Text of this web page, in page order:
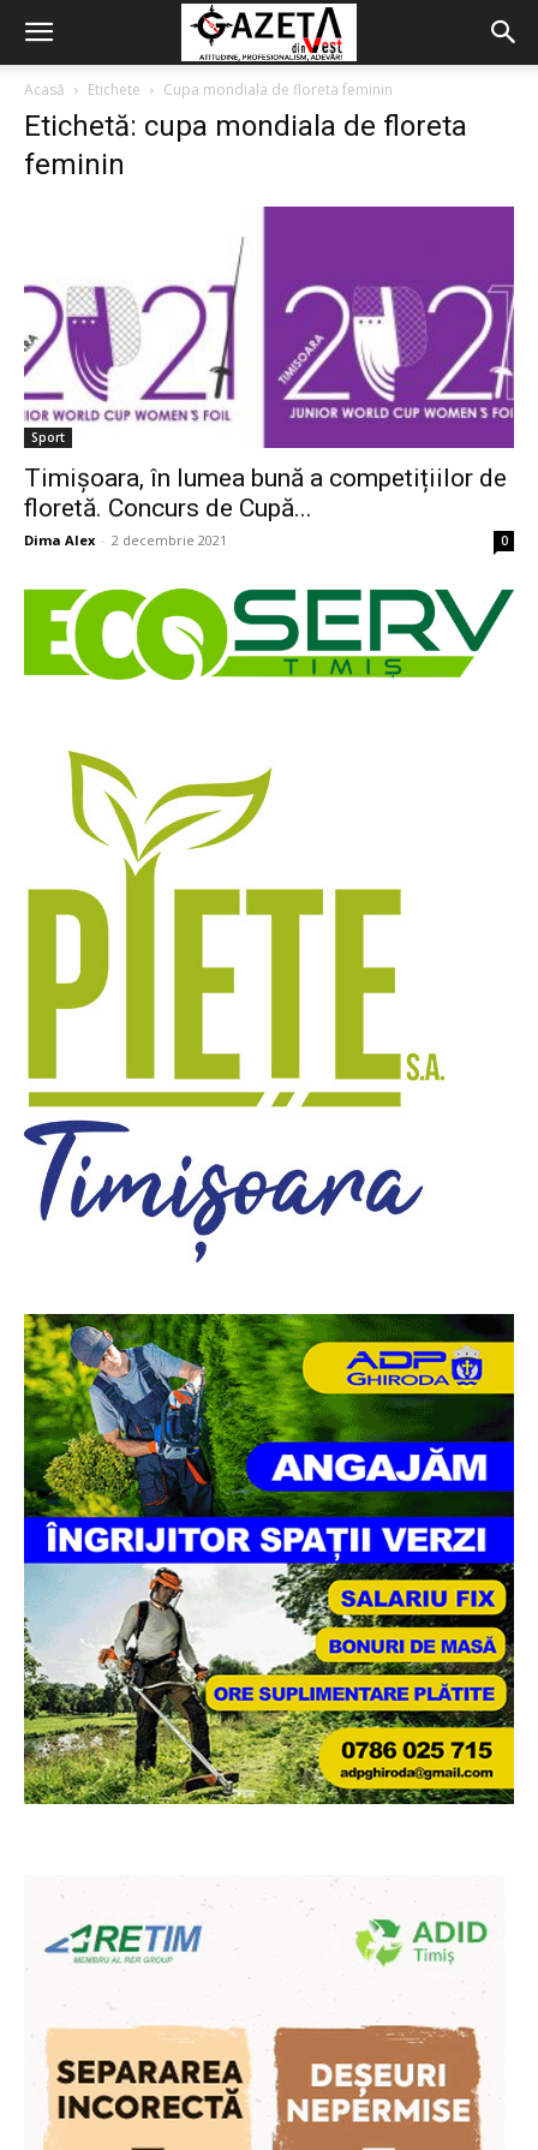
Acasă Etichete Cupa mondiala de floreta feminin
Etichetă: cupa mondiala de floreta
feminin
Sport
Timișoara, în lumea bună a competițiilor de
floretă. Concurs de Cupă...
Dima Alex - 2 decembrie 2021 0